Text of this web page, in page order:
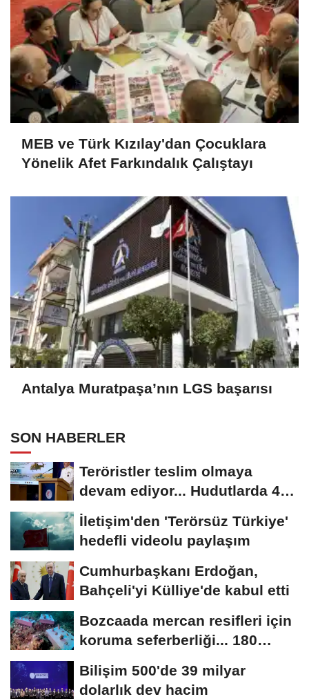
MEB ve Türk Kızılay'dan Çocuklara
Yönelik Afet Farkındalık Çalıştayı
Antalya Muratpaşa’nın LGS başarısı
SON HABERLER
Teröristler teslim olmaya
devam ediyor... Hudutlarda 490
kişi yakalandı
İletişim'den 'Terörsüz Türkiye'
hedefli videolu paylaşım
Cumhurbaşkanı Erdoğan,
Bahçeli'yi Külliye'de kabul etti
Bozcaada mercan resifleri için
koruma seferberliği... 180
Bilişim 500'de 39 milyar
dolarlık dev hacim